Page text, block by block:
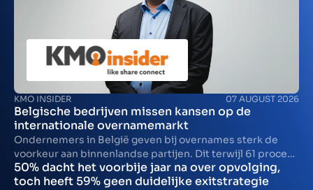
KMO INSIDER 07 AUGUST 2026
Belgische bedrijven missen kansen op de
internationale overnamemarkt
Ondernemers in België geven bij overnames sterk de
voorkeur aan binnenlandse partijen. Dit terwijl 61 procent
het afgelopen jaar heeft overwogen om hun bedrijf aan
een buitenlandse partij te verkopen. Uit de Marktlink
50% dacht het voorbije jaar na over opvolging,
toch heeft 59% geen duidelijke exitstrategie